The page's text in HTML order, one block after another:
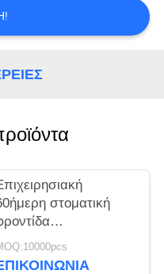
στοματική
απομάκρυνση